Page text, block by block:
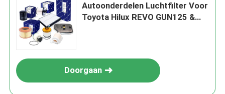
Autoonderdelen Luchtfilter Voor
Toyota Hilux REVO GUN125 &
Doorgaan